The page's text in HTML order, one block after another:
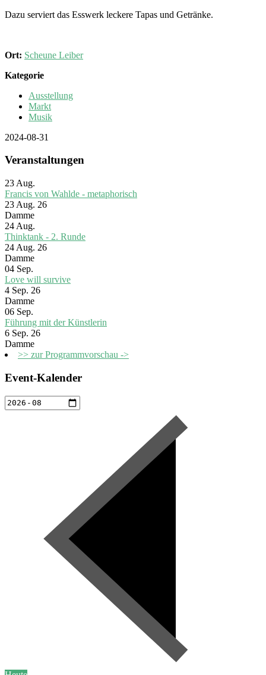
Dazu serviert das Esswerk leckere Tapas und Getränke.
Ort: Scheune Leiber
Kategorie
Ausstellung
Markt
Musik
2024-08-31
Veranstaltungen
23 Aug.
Francis von Wahlde - metaphorisch
23 Aug. 26
Damme
24 Aug.
Thinktank - 2. Runde
24 Aug. 26
Damme
04 Sep.
Love will survive
4 Sep. 26
Damme
06 Sep.
Führung mit der Künstlerin
6 Sep. 26
Damme
>> zur Programmvorschau ->
Event-Kalender